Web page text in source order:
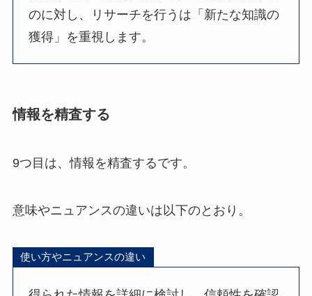
のに対し、リサーチを行うは「新たな知識の
獲得」を重視します。
情報を精査する
9つ目は、情報を精査するです。
意味やニュアンスの違いは以下のとおり。
使い方やニュアンスの違い